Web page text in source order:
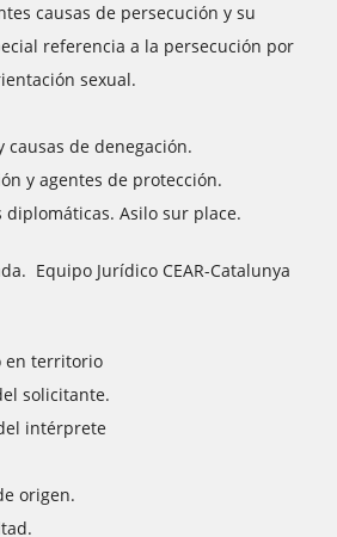
causas de persecución y su
referencia a la persecución por
sexual.
causas de denegación.
y agentes de protección.
diplomáticas. Asilo sur place.
Equipo Jurídico CEAR-Catalunya
en territorio
solicitante.
intérprete
origen.